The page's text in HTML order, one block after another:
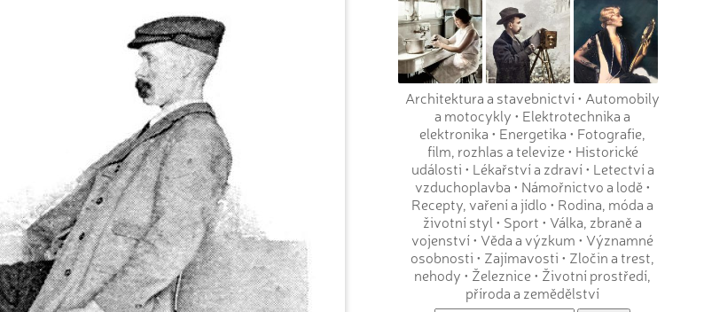
Architektura a stavebnictví• Automobily
a motocykly • Elektrotechnika a
elektronika • Energetika • Fotografie,
film, rozhlas a televize• Historické
události • Lékařství a zdraví• Letectví a
vzduchoplavba • Námořnictvo a lodě•
Recepty, vaření a jídlo • Rodina, móda a
životní styl • Sport • Válka, zbraně a
vojenství• Věda a výzkum • Významné
osobnosti • Zajímavosti • Zločin a trest,
nehody • Železnice• Životní prostředí,
příroda a zemědělství